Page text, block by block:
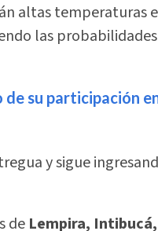
altas temperaturas
las
su participación
y sigue
de Lempira,